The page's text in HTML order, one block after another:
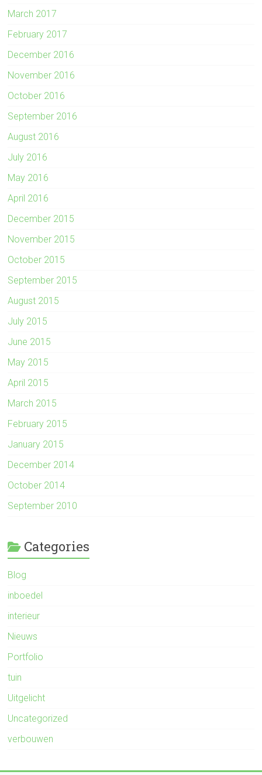
March 2017
February 2017
December 2016
November 2016
October 2016
September 2016
August 2016
July 2016
May 2016
April 2016
December 2015
November 2015
October 2015
September 2015
August 2015
July 2015
June 2015
May 2015
April 2015
March 2015
February 2015
January 2015
December 2014
October 2014
September 2010
Categories
Blog
inboedel
interieur
Nieuws
Portfolio
tuin
Uitgelicht
Uncategorized
verbouwen